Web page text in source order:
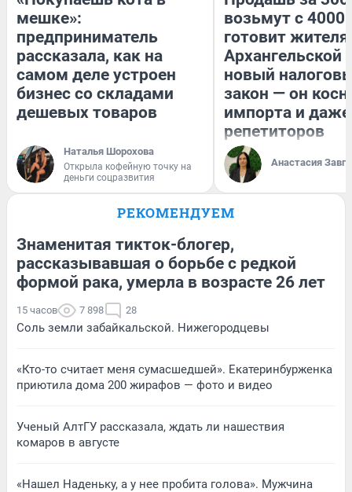
мешке»:
предприниматель
рассказала, как на
самом деле устроен
бизнес со складами
дешевых товаров
Наталья Шорохова
Открыла кофейную точку на
деньги соцразвития
возьмут с
готовит
Архангельской
новый
закон — он
импорта и даже
репетиторов
Анастасия
РЕКОМЕНДУЕМ
Знаменитая тикток-блогер,
рассказывавшая о борьбе с редкой
формой рака, умерла в возрасте 26 лет
15 часов 7 898 28
Соль земли забайкальской. Нижегородцевы
«Кто-то считает меня сумасшедшей». Екатеринбурженка
приютила дома 200 жирафов — фото и видео
Ученый АлтГУ рассказала, ждать ли нашествия
комаров в августе
«Нашел Наденьку, а у нее пробита голова». Мужчина